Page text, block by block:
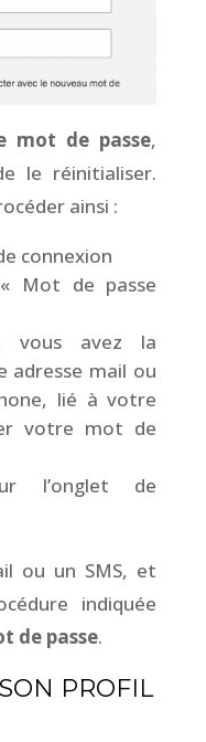
mot de passe,
le réinitialiser.
ainsi :
connexion
Mot de passe
vous avez la
adresse mail ou
lié à votre
votre mot de
l’onglet de
ou un SMS, et
indiquée
de passe.
PROFIL